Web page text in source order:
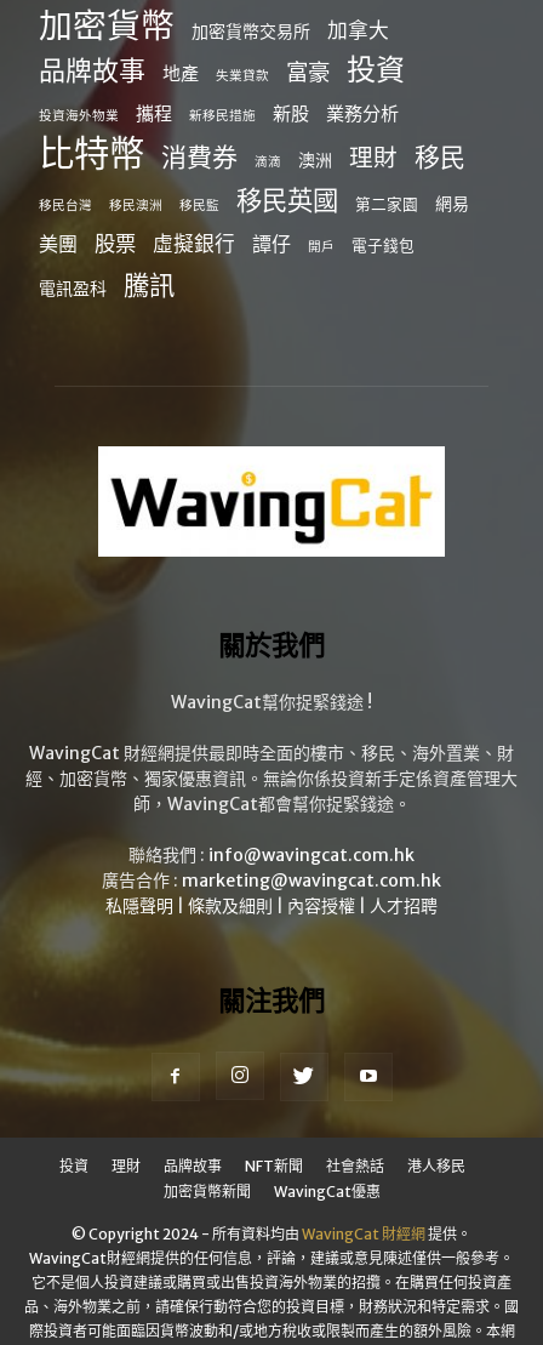
加密貨幣 加密貨幣交易所 加拿大
品牌故事 地產 失業貸款 富豪 投資
投資海外物業 攜程 新移民措施 新股 業務分析
比特幣 消費券 滴滴 澳洲 理財 移民
移民台灣 移民澳洲 移民監 移民英國 第二家園 網易
美團 股票 虛擬銀行 譚仔 開戶 電子錢包
電訊盈科 騰訊
關於我們
WavingCat幫你捉緊錢途 !
WavingCat 財經網提供最即時全面的樓市、移民、海外置業、財
經、加密貨幣、獨家優惠資訊。無論你係投資新手定係資產管理大
師，WavingCat都會幫你捉緊錢途。
聯絡我們 : info@wavingcat.com.hk
廣告合作 : marketing@wavingcat.com.hk
私隱聲明
條款及細則 內容授權 人才招聘
關注我們
投資 理財 品牌故事 NFT新聞 社會熱話
港人移民
加密貨幣新聞
WavingCat優惠
© Copyright 2024 - 所有資料均由 WavingCat 財經網提供。
WavingCat財經網提供的任何信息，評論，建議或意見陳述僅供一般參考。
它不是個人投資建議或購買或出售投資海外物業的招攬。在購買任何投資產
品、海外物業之前，請確保行動符合您的投資目標，財務狀況和特定需求。國
際投資者可能面臨因貨幣波動和/或地方稅收或限製而產生的額外風險。本網